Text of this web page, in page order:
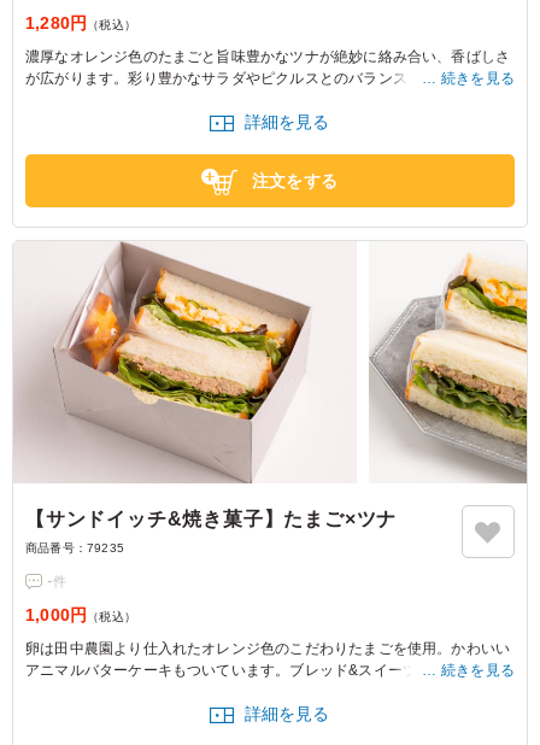
1,280円 （税込）
濃厚なオレンジ色のたまごと旨味豊かなツナが絶妙に絡み合い、香ばしさ
が広がります。彩り豊かなサラダやピクルスとのバランスも抜群で、会議
ッチで、場を盛り上げましょう。
続きを見る
詳細を見る
注文をする
【サンドイッチ&焼き菓子】たまご×ツナ
商品番号： 79235
-件
1,000円 （税込）
卵は田中農園より仕入れたオレンジ色のこだわりたまごを使用。かわいい
アニマルバターケーキもついています。ブレッド&スイーツ BAKEのサン
続きを見る
詳細を見る